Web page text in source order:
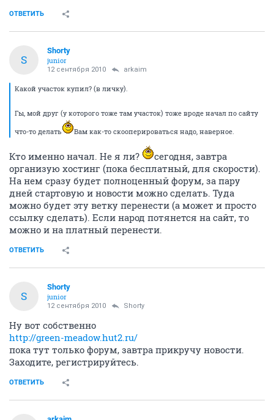
ОТВЕТИТЬ
S
Shorty
junior
12 сентября 2010 arkaim
Какой участок купил? (в личку).
Гы, мой друг (у которого тоже там участок) тоже вроде начал по сайту
что-то делать
Вам как-то скооперироваться надо, наверное.
Кто именно начал. Не я ли?
сегодня, завтра
организую хостинг (пока бесплатный, для скорости).
На нем сразу будет полноценный форум, за пару
дней стартовую и новости можно сделать. Туда
можно будет эту ветку перенести (а может и просто
ссылку сделать). Если народ потянется на сайт, то
можно и на платный перенести.
ОТВЕТИТЬ
S
Shorty
junior
12 сентября 2010 Shorty
Ну вот собственно
http://green-meadow.hut2.ru/
пока тут только форум, завтра прикручу новости.
Заходите, регистрируйтесь.
ОТВЕТИТЬ